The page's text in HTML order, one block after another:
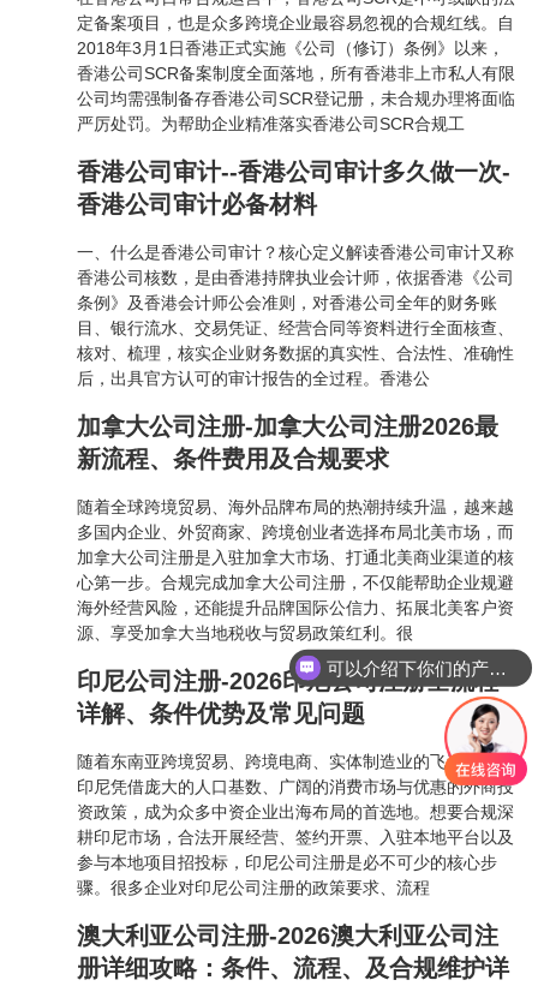
定备案项目，也是众多跨境企业最容易忽视的合规红线。自
2018年3月1日香港正式实施《公司（修订）条例》以来，
香港公司SCR备案制度全面落地，所有香港非上市私人有限
公司均需强制备存香港公司SCR登记册，未合规办理将面临
严厉处罚。为帮助企业精准落实香港公司SCR合规工
香港公司审计--香港公司审计多久做一次-
香港公司审计必备材料
一、什么是香港公司审计？核心定义解读香港公司审计又称
香港公司核数，是由香港持牌执业会计师，依据香港《公司
条例》及香港会计师公会准则，对香港公司全年的财务账
目、银行流水、交易凭证、经营合同等资料进行全面核查、
核对、梳理，核实企业财务数据的真实性、合法性、准确性
后，出具官方认可的审计报告的全过程。香港公
加拿大公司注册-加拿大公司注册2026最
新流程、条件费用及合规要求
随着全球跨境贸易、海外品牌布局的热潮持续升温，越来越
多国内企业、外贸商家、跨境创业者选择布局北美市场，而
加拿大公司注册是入驻加拿大市场、打通北美商业渠道的核
心第一步。合规完成加拿大公司注册，不仅能帮助企业规避
海外经营风险，还能提升品牌国际公信力、拓展北美客户资
源、享受加拿大当地税收与贸易政策红利。很
印尼公司注册-2026印尼公司注册全流程
详解、条件优势及常见问题
随着东南亚跨境贸易、跨境电商、实体制造业的飞速发展，
印尼凭借庞大的人口基数、广阔的消费市场与优惠的外商投
资政策，成为众多中资企业出海布局的首选地。想要合规深
耕印尼市场，合法开展经营、签约开票、入驻本地平台以及
参与本地项目招投标，印尼公司注册是必不可少的核心步
骤。很多企业对印尼公司注册的政策要求、流程
澳大利亚公司注册-2026澳大利亚公司注
册详细攻略：条件、流程、及合规维护详
可以介绍下你们的产品么